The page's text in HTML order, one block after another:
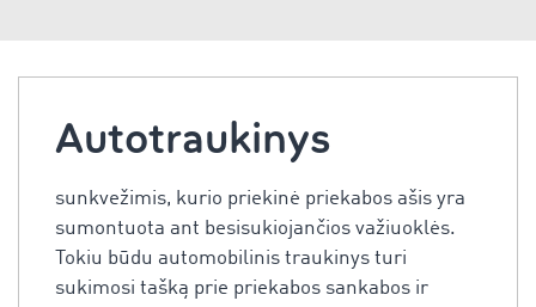
Autotraukinys
sunkvežimis, kurio priekinė priekabos ašis yra
sumontuota ant besisukiojančios važiuoklės.
Tokiu būdu automobilinis traukinys turi
sukimosi tašką prie priekabos sankabos ir